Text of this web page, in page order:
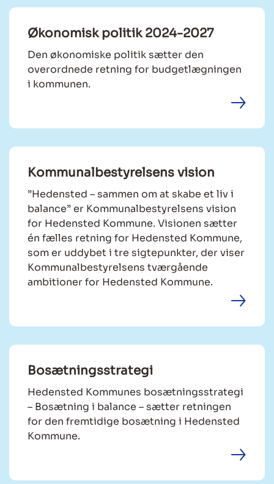
Økonomisk politik 2024-2027
Den økonomiske politik sætter den
overordnede retning for budgetlægningen
i kommunen.
Kommunalbestyrelsens vision
”Hedensted – sammen om at skabe et liv i
balance” er Kommunalbestyrelsens vision
for Hedensted Kommune. Visionen sætter
én fælles retning for Hedensted Kommune,
som er uddybet i tre sigtepunkter, der viser
Kommunalbestyrelsens tværgående
ambitioner for Hedensted Kommune.
Bosætningsstrategi
Hedensted Kommunes bosætningsstrategi
– Bosætning i balance – sætter retningen
for den fremtidige bosætning i Hedensted
Kommune.